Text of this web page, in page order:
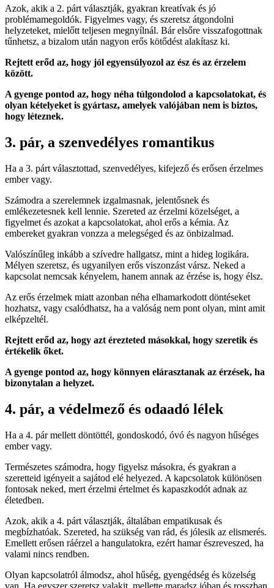
Azok, akik a 2. párt választják, gyakran kreatívak és jó
problémamegoldók. Figyelmes vagy, és szeretsz átgondolni
helyzeteket, mielőtt teljesen megnyílnál. Bár elsőre visszafogottnak
tűnhetsz, a bizalom után nagyon erős kötődést alakítasz ki.
Rejtett erőd az, hogy jól egyensúlyozol az ész és az érzelem
között.
A gyenge pontod az, hogy néha túlgondolod a kapcsolatokat, és
olyan kételyeket is gyártasz, amelyek valójában nem is biztos,
hogy léteznek.
3. pár, a szenvedélyes romantikus
Ha a 3. párt választottad, szenvedélyes, kifejező és erősen érzelmes
ember vagy.
Számodra a szerelemnek izgalmasnak, jelentősnek és
emlékezetesnek kell lennie. Szereted az érzelmi közelséget, a
figyelmet és azokat a kapcsolatokat, ahol erős a kémia. Az
embereket gyakran vonzza a melegséged és az önbizalmad.
Valószínűleg inkább a szívedre hallgatsz, mint a hideg logikára.
Mélyen szeretsz, és ugyanilyen erős viszonzást vársz. Neked a
kapcsolat nemcsak kényelem, hanem annak az érzése is, hogy élsz.
Az erős érzelmek miatt azonban néha elhamarkodott döntéseket
hozhatsz, vagy csalódhatsz, ha a valóság nem pont olyan, mint amit
elképzeltél.
Rejtett erőd az, hogy azt érezteted másokkal, hogy szeretik és
értékelik őket.
A gyenge pontod az, hogy könnyen elárasztanak az érzések, ha
bizonytalan a helyzet.
4. pár, a védelmező és odaadó lélek
Ha a 4. pár mellett döntöttél, gondoskodó, óvó és nagyon hűséges
ember vagy.
Természetes számodra, hogy figyelsz másokra, és gyakran a
szeretteid igényeit a sajátod elé helyezed. A kapcsolatok különösen
fontosak neked, mert érzelmi értelmet és kapaszkodót adnak az
életedben.
Azok, akik a 4. párt választják, általában empatikusak és
megbízhatóak. Szereted, ha szükség van rád, és jólesik az elismerés.
Emellett erősen ráérzel a hangulatokra, ezért hamar észreveszed, ha
valami nincs rendben.
Olyan kapcsolatról álmodsz, ahol hűség, gyengédség és közelség
van. Ha egyszer szeretsz valakit, mellette maradsz jóban és rosszban